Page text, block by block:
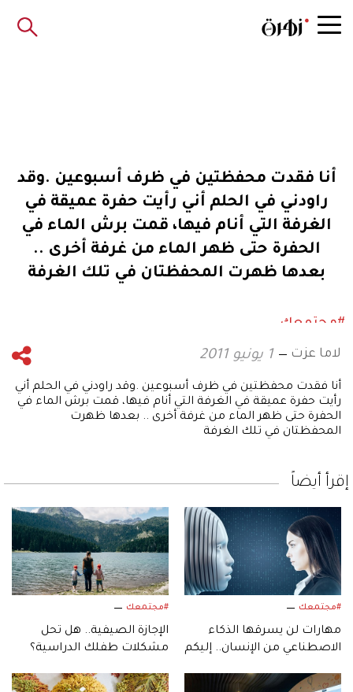
أنا فقدت محفظتين في ظرف أسبوعين .وقد
راودني في الحلم أني رأيت حفرة عميقة في
الغرفة التي أنام فيها، قمت برش الماء في
الحفرة حتى ظهر الماء من غرفة أخرى ..
بعدها ظهرت المحفظتان في تلك الغرفة
#مجتمعك
لاما عزت 1 يونيو 2011
أنا فقدت محفظتين في ظرف أسبوعين .وقد راودني في الحلم أني
رأيت حفرة عميقة في الغرفة التي أنام فيها، قمت برش الماء في
الحفرة حتى ظهر الماء من غرفة أخرى .. بعدها ظهرت
المحفظتان في تلك الغرفة
إقرأ أيضاً
#مجتمعك
مهارات لن يسرقها الذكاء
الاصطناعي من الإنسان.. إليكم
#مجتمعك
الإجازة الصيفية.. هل تحل
مشكلات طفلك الدراسية؟